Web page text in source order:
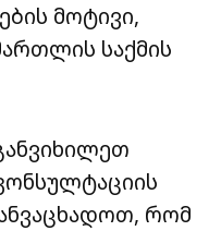
მოტივი,
საქმის
რომ